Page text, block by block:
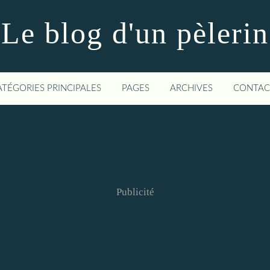
Le blog d'un pèlerin
PRINCIPALES PAGES ARCHIVES
Publicité